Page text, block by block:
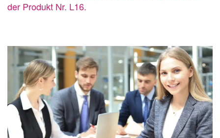
der Produkt Nr. L16.